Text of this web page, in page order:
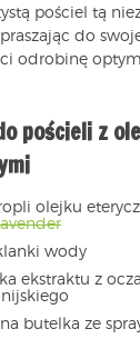
pościel tą
do
odrobinę
pościeli z
olejku
wody
ekstraktu z
butelka ze